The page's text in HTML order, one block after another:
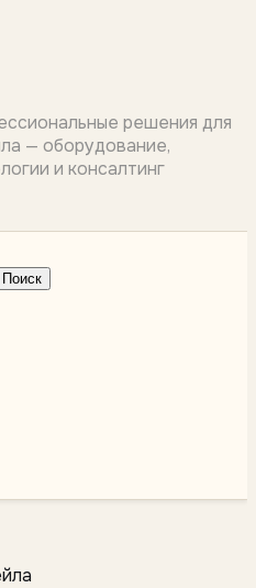
решения для
— оборудование,
и консалтинг